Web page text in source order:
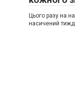
Цього разу на
насичений